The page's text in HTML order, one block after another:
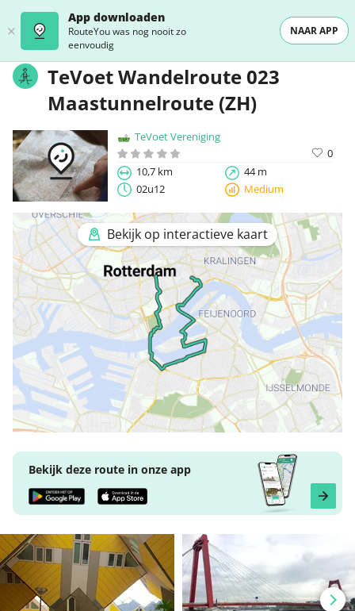
App downloaden
RouteYou was nog nooit zo
eenvoudig
NAAR APP
TeVoet Wandelroute 023
Maastunnelroute (ZH)
TeVoet Vereniging
0
10,7 km
44 m
02u12
Medium
Bekijk op interactieve kaart
Bekijk deze route in onze app